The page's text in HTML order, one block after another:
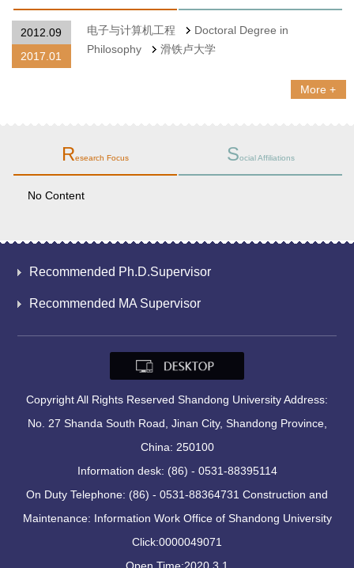
2012.09
2017.01
电子与计算机工程
Doctoral Degree in
Philosophy
滑铁卢大学
More +
Research Focus Social Affiliations
No Content
Recommended Ph.D.Supervisor
Recommended MA Supervisor
Copyright All Rights Reserved Shandong University Address:
No. 27 Shanda South Road, Jinan City, Shandong Province,
China: 250100
Information desk: (86) - 0531-88395114
On Duty Telephone: (86) - 0531-88364731 Construction and
Maintenance: Information Work Office of Shandong University
Click:0000049071